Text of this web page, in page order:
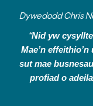
Dywedodd Chris
“Nid yw
Mae’n
sut mae
profiad o